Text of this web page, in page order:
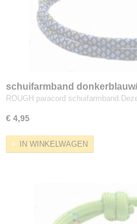
schuifarmband
ROUGH paracord
€ 4,95
IN WINKELWAGEN